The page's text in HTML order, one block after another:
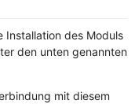
Installation des Moduls
den unten genannten
mit diesem